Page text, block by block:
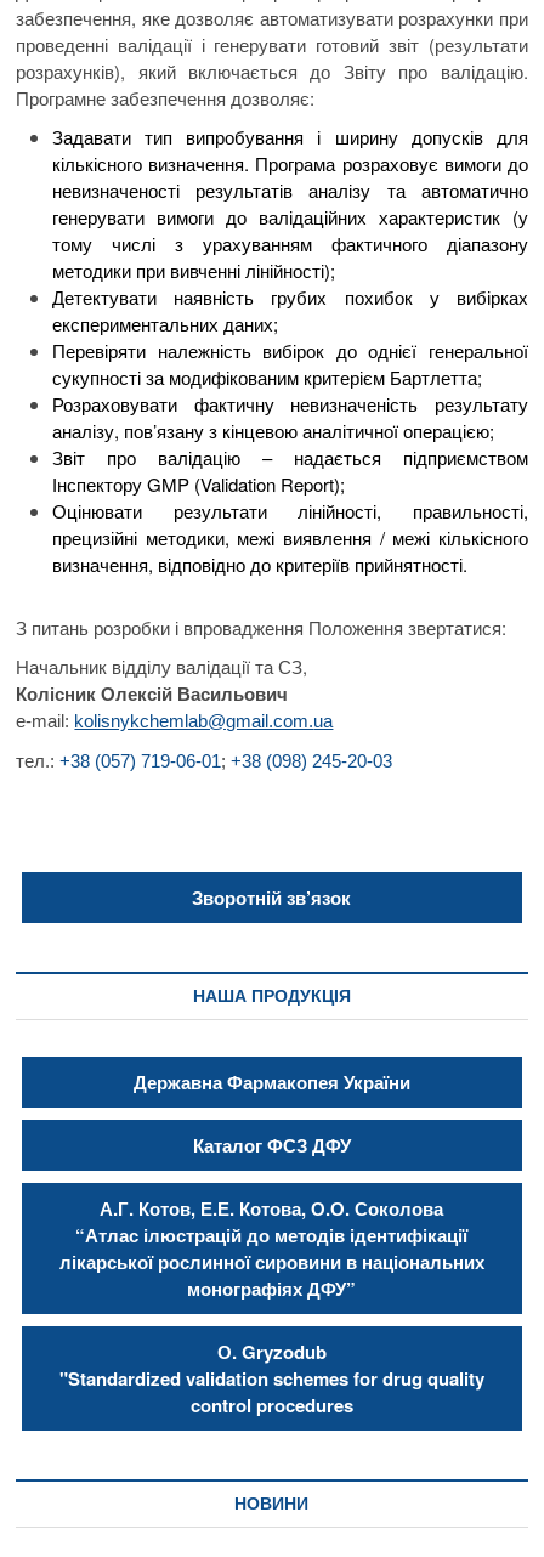
забезпечення, яке дозволяє автоматизувати розрахунки при
проведенні валідації і генерувати готовий звіт (результати
розрахунків), який включається до Звіту про валідацію.
Програмне забезпечення дозволяє:
Задавати тип випробування і ширину допусків для
кількісного визначення. Програма розраховує вимоги до
невизначеності результатів аналізу та автоматично
генерувати вимоги до валідаційних характеристик (у
тому числі з урахуванням фактичного діапазону
методики при вивченні лінійності);
Детектувати наявність грубих похибок у вибірках
експериментальних даних;
Перевіряти належність вибірок до однієї генеральної
сукупності за модифікованим критерієм Бартлетта;
Розраховувати фактичну невизначеність результату
аналізу, пов’язану з кінцевою аналітичної операцією;
Звіт про валідацію – надається підприємством
Інспектору GMP (Validation Report);
Оцінювати результати лінійності, правильності,
прецизійні методики, межі виявлення / межі кількісного
визначення, відповідно до критеріїв прийнятності.
З питань розробки і впровадження Положення звертатися:
Начальник відділу валідації та СЗ,
Колісник Олексій Васильович
e-mail: kolisnykchemlab@gmail.com.ua
тел.:+38 (057) 719-06-01;+38 (098) 245-20-03
Зворотній зв’язок
НАША ПРОДУКЦІЯ
Державна Фармакопея України
Каталог ФСЗ ДФУ
А.Г. Котов, Е.Е. Котова, О.О. Соколова
“Атлас ілюстрацій до методів ідентифікації
лікарської рослинної сировини в національних
монографіях ДФУ”
О. Gryzodub
"Standardized validation schemes for drug quality
control procedures
НОВИНИ